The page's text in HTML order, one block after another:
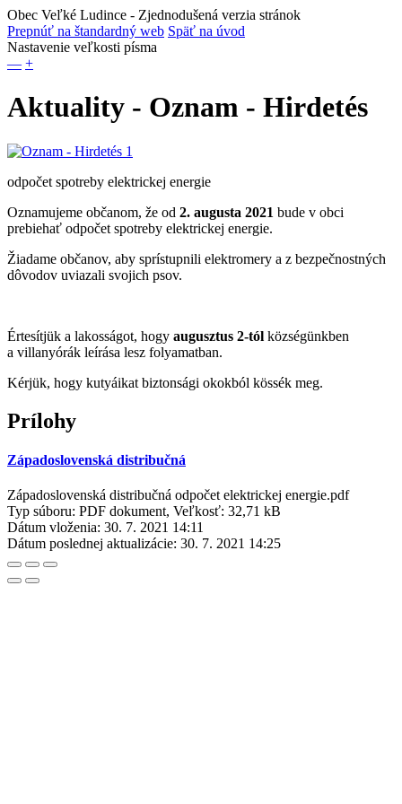
Obec Veľké Ludince - Zjednodušená verzia stránok
Prepnúť na štandardný web Späť na úvod
Nastavenie veľkosti písma
— +
Aktuality - Oznam - Hirdetés
odpočet spotreby elektrickej energie
Oznamujeme občanom, že od 2. augusta 2021 bude v obci
prebiehať odpočet spotreby elektrickej energie.
Žiadame občanov, aby sprístupnili elektromery a z bezpečnostných
dôvodov uviazali svojich psov.
Értesítjük a lakosságot, hogy augusztus 2-tól községünkben
a villanyórák leírása lesz folyamatban.
Kérjük, hogy kutyáikat biztonsági okokból kössék meg.
Prílohy
Západoslovenská distribučná
Západoslovenská distribučná odpočet elektrickej energie.pdf
Typ súboru: PDF dokument, Veľkosť: 32,71 kB
Dátum vloženia: 30. 7. 2021 14:11
Dátum poslednej aktualizácie: 30. 7. 2021 14:25